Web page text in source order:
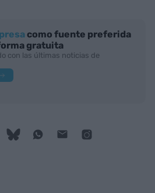
como fuente preferida
gratuita
con las últimas noticias de